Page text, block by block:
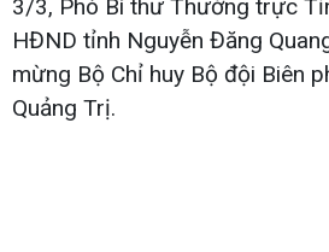
3/3, Phó Bí thư Thường trực
HĐND tỉnh Nguyễn Đăng
mừng Bộ Chỉ huy Bộ đội Biên
Quảng Trị.